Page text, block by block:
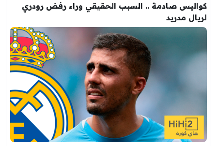
كواليس صادمة .. السبب الحقيقي وراء رفض رودري
لريال مدريد